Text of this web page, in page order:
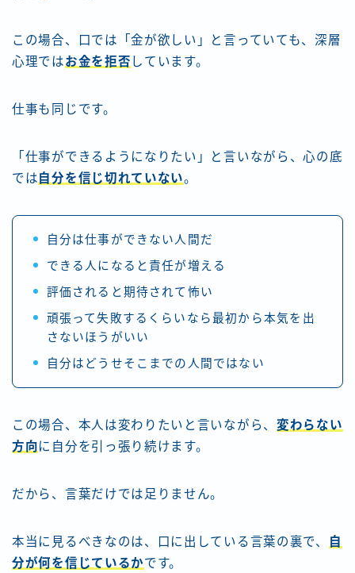
この場合、口では「金が欲しい」と言っていても、深層
心理ではお金を拒否 しています。
仕事も同じです。
「仕事ができるようになりたい」と言いながら、心の底
では自分を信じ切れていない。
自分は仕事ができない人間だ
できる人になると責任が増える
評価されると期待されて怖い
頑張って失敗するくらいなら最初から本気を出
さないほうがいい
自分はどうせそこまでの人間ではない
この場合、本人は変わりたいと言いながら、 変わらない
方向に自分を引っ張り続けます。
だから、言葉だけでは足りません。
本当に見るべきなのは、口に出している言葉の裏で、
自
分が何を信じているかです。